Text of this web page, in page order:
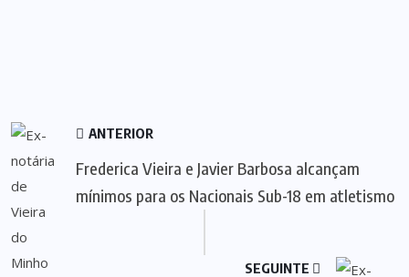
ANTERIOR
Frederica Vieira e Javier Barbosa alcançam
mínimos para os Nacionais Sub-18 em atletismo
SEGUINTE